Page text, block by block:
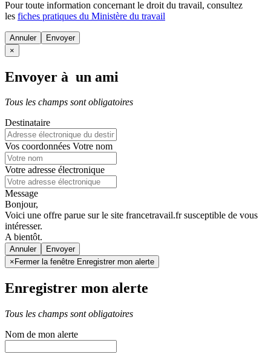
Pour toute information concernant le droit du travail, consultez
les fiches pratiques du Ministère du travail
Annuler
×
Envoyer à un ami
Tous les champs sont obligatoires
Destinataire
Vos coordonnées Votre nom
Votre adresse électronique
Message
Bonjour,
Voici une offre parue sur le site francetravail.fr susceptible de vous
intéresser.
A bientôt.
Annuler
× Fermer la fenêtre Enregistrer mon alerte
Enregistrer mon alerte
Tous les champs sont obligatoires
Nom de mon alerte